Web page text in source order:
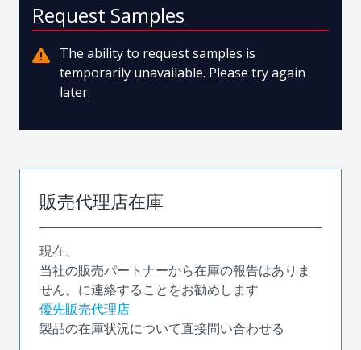
Request Samples
The ability to request samples is
temporarily unavailable. Please try again
later.
販売代理店在庫
現在、
当社の販売パートナーから在庫の報告はありま
せん。に連絡することをお勧めします
優先販売代理店
製品の在庫状況について直接問い合わせる